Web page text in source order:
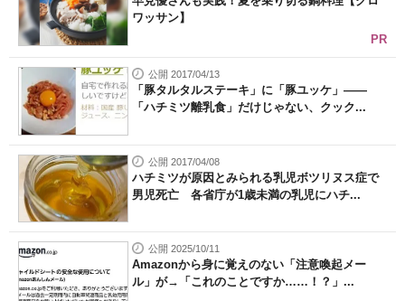
ワッサン】
PR
公開 2017/04/13
「豚タルタルステーキ」に「豚ユッケ」――
「ハチミツ離乳食」だけじゃない、クック...
公開 2017/04/08
ハチミツが原因とみられる乳児ボツリヌス症で
男児死亡 各省庁が1歳未満の乳児にハチ...
公開 2025/10/11
Amazonから身に覚えのない「注意喚起メー
ル」が→「これのことですか……！？」...